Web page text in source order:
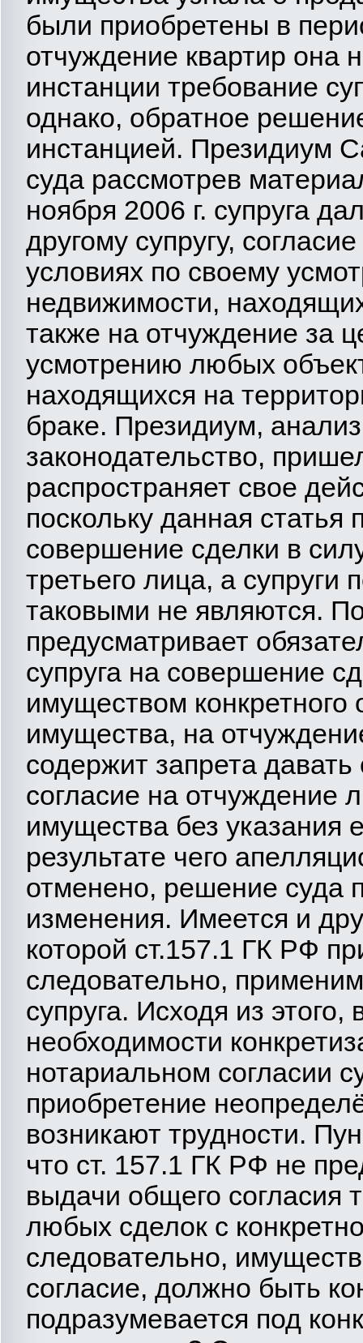
были приобретены в
отчуждение квартир она
инстанции требование
однако, обратное
инстанцией. Президиум
суда рассмотрев
ноября 2006 г. супруга
другому супругу,
условиях по своему
недвижимости,
также на отчуждение за
усмотрению любых
находящихся на
браке. Президиум,
законодательство,
распространяет свое
поскольку данная статья
совершение сделки в
третьего лица, а супруги
таковыми не являются.
предусматривает
супруга на совершение
имуществом конкретного
имущества, на
содержит запрета давать
согласие на отчуждение
имущества без указания
результате чего
отменено, решение суда
изменения. Имеется и
которой ст.157.1 ГК РФ
следовательно,
супруга. Исходя из
необходимости
нотариальном согласии
приобретение
возникают трудности.
что ст. 157.1 ГК РФ не
выдачи общего согласия
любых сделок с
следовательно,
согласие, должно быть
подразумевается под